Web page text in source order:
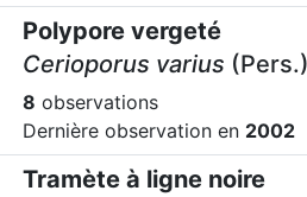
Polypore vergeté
Cerioporus varius
8 observations
Dernière observation en 2002
Tramète à ligne noire